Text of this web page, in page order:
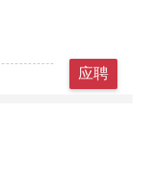
应聘